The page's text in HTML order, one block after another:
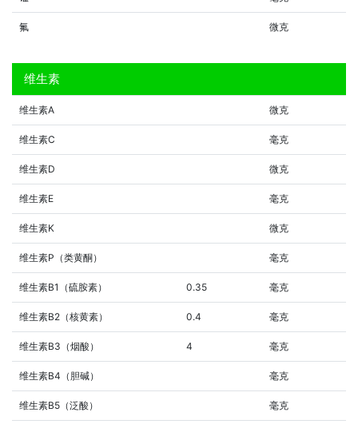
氟 微克
维生素
维生素A 微克
维生素C 毫克
维生素D 微克
维生素E 毫克
维生素K 微克
维生素P（类黄酮） 毫克
维生素B1（硫胺素） 0.35 毫克
维生素B2（核黄素） 0.4 毫克
维生素B3（烟酸） 4 毫克
维生素B4（胆碱） 毫克
维生素B5（泛酸） 毫克